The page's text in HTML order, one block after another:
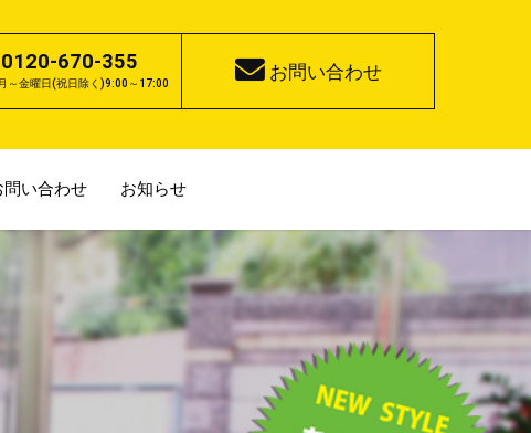
0120-670-355
～金曜日(祝日除く)9:00～17:00
お問い合わせ
問い合わせ お知らせ